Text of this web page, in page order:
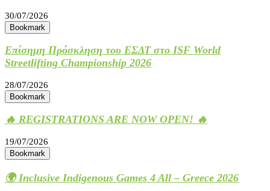
30/07/2026
Bookmark
Επίσημη Πρόσκληση του ΕΣΔΤ στο ISF World
Streetlifting Championship 2026
28/07/2026
Bookmark
🔥 REGISTRATIONS ARE NOW OPEN! 🔥
19/07/2026
Bookmark
🌍 Inclusive Indigenous Games 4 All – Greece 2026